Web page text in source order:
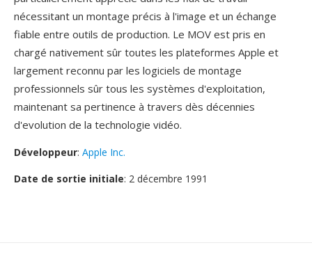
nécessitant un montage précis à l'image et un échange
fiable entre outils de production. Le MOV est pris en
chargé nativement sûr toutes les plateformes Apple et
largement reconnu par les logiciels de montage
professionnels sûr tous les systèmes d'exploitation,
maintenant sa pertinence à travers dès décennies
d'evolution de la technologie vidéo.
Développeur: Apple Inc.
Date de sortie initiale: 2 décembre 1991